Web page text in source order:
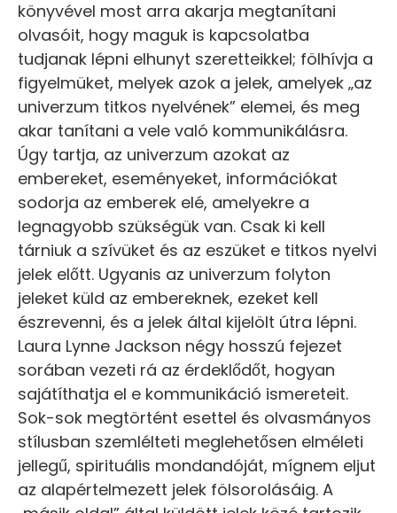
könyvével most arra akarja megtanítani
olvasóit, hogy maguk is kapcsolatba
tudjanak lépni elhunyt szeretteikkel; fölhívja a
figyelmüket, melyek azok a jelek, amelyek „az
univerzum titkos nyelvének” elemei, és meg
akar tanítani a vele való kommunikálásra.
Úgy tartja, az univerzum azokat az
embereket, eseményeket, információkat
sodorja az emberek elé, amelyekre a
legnagyobb szükségük van. Csak ki kell
tárniuk a szívüket és az eszüket e titkos nyelvi
jelek előtt. Ugyanis az univerzum folyton
jeleket küld az embereknek, ezeket kell
észrevenni, és a jelek által kijelölt útra lépni.
Laura Lynne Jackson négy hosszú fejezet
sorában vezeti rá az érdeklődőt, hogyan
sajátíthatja el e kommunikáció ismereteit.
Sok-sok megtörtént esettel és olvasmányos
stílusban szemlélteti meglehetősen elméleti
jellegű, spirituális mondandóját, mígnem eljut
az alapértelmezett jelek fölsorolásáig. A